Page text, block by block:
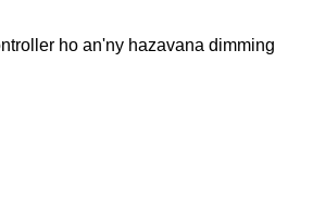
ho an'ny hazavana dimming